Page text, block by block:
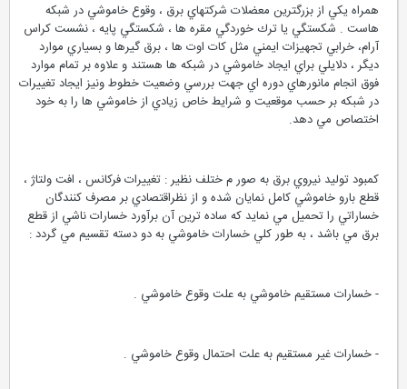
همراه يكي از بزرگترين معضلات شركتهاي برق ، وقوع خاموشي در شبكه
هاست . شكستگي يا ترك خوردگي مقره ها ، شكستگي پايه ، نشست كراس
آرام، خرابي تجهيزات ايمني مثل كات اوت ها ، برق گيرها و بسياري موارد
ديگر ، دلايلي براي ايجاد خاموشي در شبكه ها هستند و علاوه بر تمام موارد
فوق انجام مانورهاي دوره اي جهت بررسي وضعيت خطوط ونيز ايجاد تغييرات
در شبكه بر حسب موقعيت و شرايط خاص زيادي از خاموشي ها را به خود
اختصاص مي دهد.
كمبود توليد نيروي برق به صور م ختلف نظير : تغييرات فركانس ، افت ولتاژ ،
قطع بارو خاموشي كامل نمايان شده و از نظراقتصادي بر مصرف كنندگان
خساراتي را تحميل مي نمايد كه ساده ترين آن برآورد خسارات ناشي از قطع
برق مي باشد ، به طور كلي خسارات خاموشي به دو دسته تقسيم مي گردد :
- خسارات مستقيم خاموشي به علت وقوع خاموشي .
- خسارات غير مستقيم به علت احتمال وقوع خاموشي .